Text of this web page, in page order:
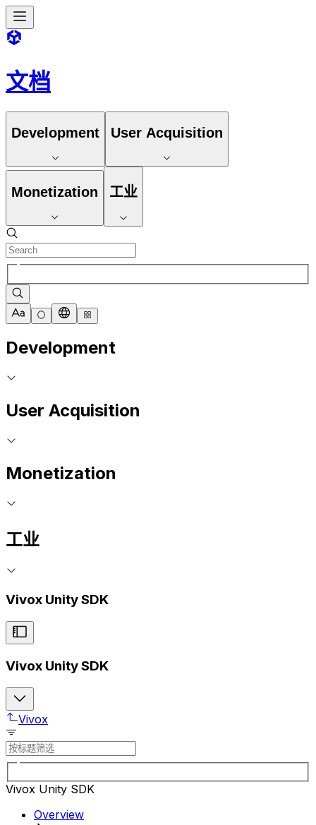
文档
Development User Acquisition
Monetization 工业
Development
User Acquisition
Monetization
工业
Vivox Unity SDK
Vivox Unity SDK
Vivox
Vivox Unity SDK
Overview